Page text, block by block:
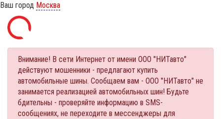
Ваш город Москва
Внимание! В сети Интернет от имени ООО "НИТавто"
действуют мошенники - предлагают купить
автомобильные шины. Сообщаем вам - ООО "НИТавто" не
занимается реализацией автомобильных шин! Будьте
бдительны - проверяйте информацию в SMS-
сообщениях, не переходите в мессенджеры для